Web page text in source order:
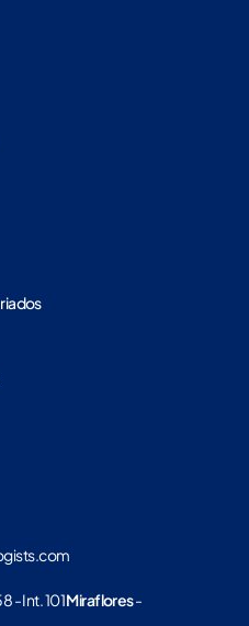
- Int. 101Miraflores-